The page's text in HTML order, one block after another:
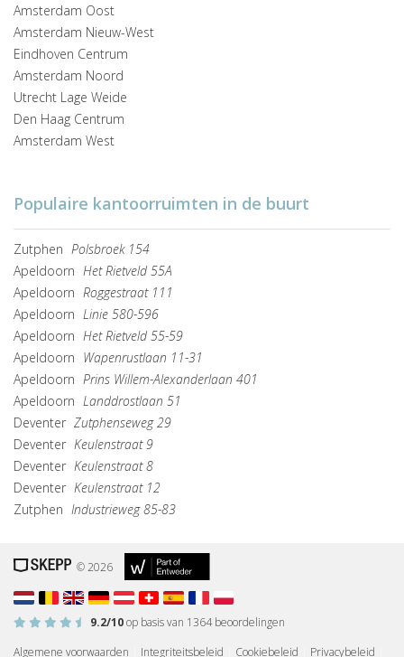
Amsterdam Oost
Amsterdam Nieuw-West
Eindhoven Centrum
Amsterdam Noord
Utrecht Lage Weide
Den Haag Centrum
Amsterdam West
Populaire kantoorruimten in de buurt
Zutphen Polsbroek 154
Apeldoorn Het Rietveld 55A
Apeldoorn Roggestraat 111
Apeldoorn Linie 580-596
Apeldoorn Het Rietveld 55-59
Apeldoorn Wapenrustlaan 11-31
Apeldoorn Prins Willem-Alexanderlaan 401
Apeldoorn Landdrostlaan 51
Deventer Zutphenseweg 29
Deventer Keulenstraat 9
Deventer Keulenstraat 8
Deventer Keulenstraat 12
Zutphen Industrieweg 85-83
© 2026
9.2/10op basis van 1364beoordelingen
Algemene voorwaarden
Integriteitsbeleid Cookiebeleid Privacybeleid